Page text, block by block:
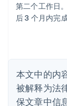
第二个工作日
后 3 个月内完
本文中的内
被解释为法
保文章中信
巴西
Português
English
丹麦
English
德国